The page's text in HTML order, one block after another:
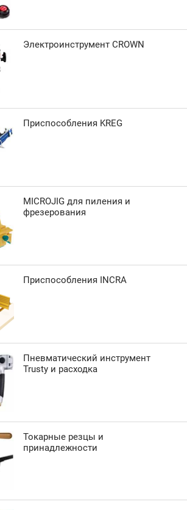
Электроинструмент CROWN
Приспособления KREG
MICROJIG для пиления и
фрезерования
Приспособления INCRA
Пневматический инструмент
Trusty и расходка
Токарные резцы и
принадлежности